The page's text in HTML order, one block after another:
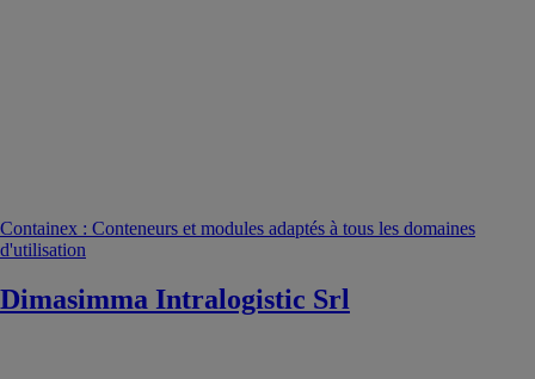
Containex : Conteneurs et modules adaptés à tous les domaines
d'utilisation
Dimasimma Intralogistic Srl